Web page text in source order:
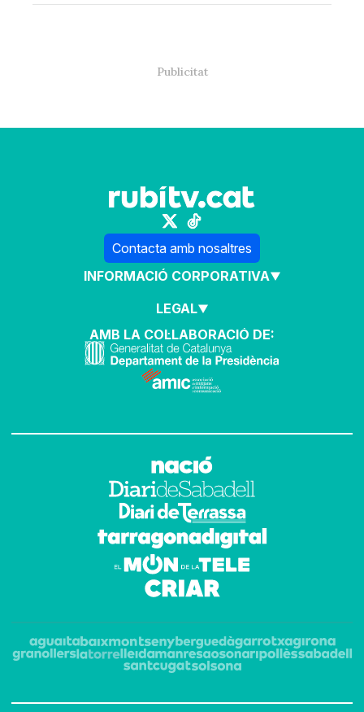
Contacta amb nosaltres
INFORMACIÓ CORPORATIVA
LEGAL
AMB LA COL·LABORACIÓ DE: